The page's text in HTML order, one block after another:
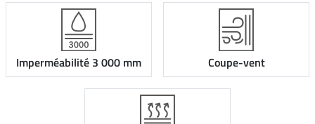
Imperméabilité 3 000 mm Coupe-vent